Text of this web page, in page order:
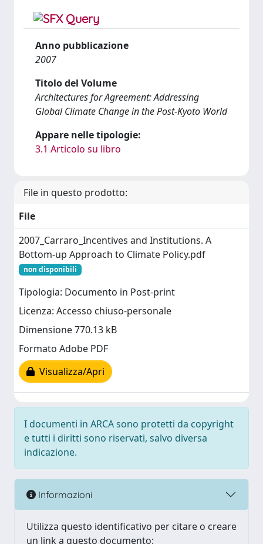
Anno pubblicazione
2007
Titolo del Volume
Architectures for Agreement: Addressing
Global Climate Change in the Post-Kyoto World
Appare nelle tipologie:
3.1 Articolo su libro
File in questo prodotto:
File
2007_Carraro_Incentives and Institutions. A
Bottom-up Approach to Climate Policy.pdf
non disponibili
Tipologia: Documento in Post-print
Licenza: Accesso chiuso-personale
Dimensione 770.13 kB
Formato Adobe PDF
Visualizza/Apri
I documenti in ARCA sono protetti da copyright
e tutti i diritti sono riservati, salvo diversa
indicazione.
Informazioni
Utilizza questo identificativo per citare o creare
un link a questo documento: